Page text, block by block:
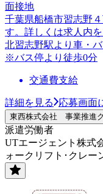
面接地
千葉県船橋市習志野
す。詳しくは求人内を
北習志野駅より車・
※バス停より徒歩0分
交通費支給
詳細を見る 応募画面
東西株式会社 事業推進
派遣労働者
UTエージェント株式
ォークリフト･クレー